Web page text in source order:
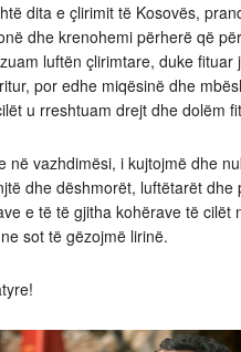
dita e çlirimit të Kosovës,
dhe krenohemi përherë që
luftën çlirimtare, duke fituar
por edhe miqësinë dhe
u rreshtuam drejt dhe dolëm
në vazhdimësi, i kujtojmë dhe
dhe dëshmorët, luftëtarët dhe
e të të gjitha kohërave të cilët
sot të gëzojmë lirinë.